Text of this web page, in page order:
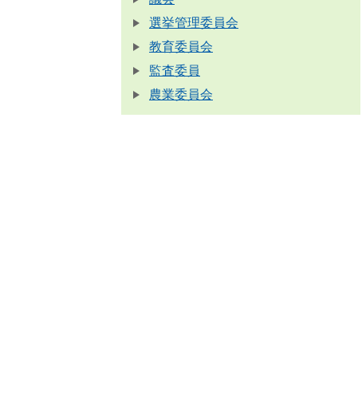
選挙管理委員会
教育委員会
監査委員
農業委員会